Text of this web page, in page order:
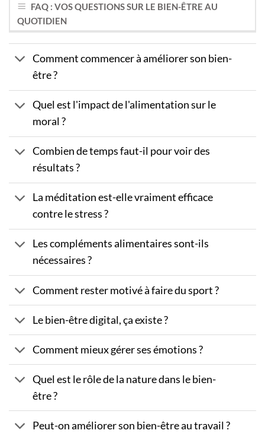
FAQ : VOS QUESTIONS SUR LE BIEN-ÊTRE AU
QUOTIDIEN
Comment commencer à améliorer son bien-
être ?
Quel est l'impact de l'alimentation sur le
moral ?
Combien de temps faut-il pour voir des
résultats ?
La méditation est-elle vraiment efficace
contre le stress ?
Les compléments alimentaires sont-ils
nécessaires ?
Comment rester motivé à faire du sport ?
Le bien-être digital, ça existe ?
Comment mieux gérer ses émotions ?
Quel est le rôle de la nature dans le bien-
être ?
Peut-on améliorer son bien-être au travail ?